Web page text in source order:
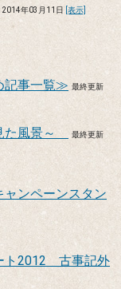
2014年03月11日 [表示]
記事一覧≫ 最終更新
た風景～ 最終更新
ンペーンスタン
ト2012 古事記外